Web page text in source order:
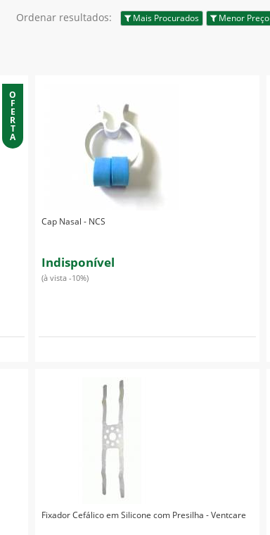
Ordenar resultados: Mais Procurados Menor Preço
O
F
E
R
T
A
Cap Nasal - NCS
Indisponível
(à vista -10%)
Fixador Cefálico em Silicone com Presilha - Ventcare